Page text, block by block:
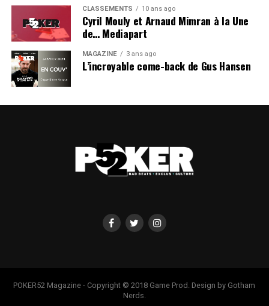
CLASSEMENTS 10 ans ago
Cyril Mouly et Arnaud Mimran à la Une
de… Mediapart
MAGAZINE 3 ans ago
L’incroyable come-back de Gus Hansen
POKER52 Magazine - Copyright © 2018 Game Prod. Design by Gotham
Nerds.